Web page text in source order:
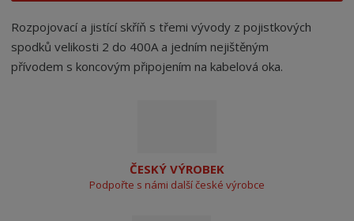
Rozpojovací a jistící skříň s třemi vývody z pojistkových
spodků velikosti 2 do 400A a jedním nejištěným
přívodem s koncovým připojením na kabelová oka.
ČESKÝ VÝROBEK
Podpořte s námi další české výrobce